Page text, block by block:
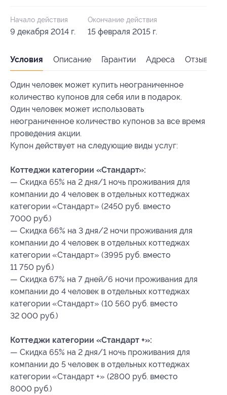
Начало действия
9 декабря 2014 г.
Окончание действия
15 февраля 2015 г.
Условия Описание Гарантии Адреса Отзывы
Один человек может купить неограниченное
количество купонов для себя или в подарок.
Один человек может использовать
неограниченное количество купонов за все время
проведения акции.
Купон действует на следующие виды услуг:
Коттеджи категории «Стандарт»:
— Скидка 65% на 2 дня/1 ночь проживания для
компании до 4 человек в отдельных коттеджах
категории «Стандарт» (2450 руб. вместо
7000 руб.)
— Скидка 66% на 3 дня/2 ночи проживания для
компании до 4 человек в отдельных коттеджах
категории «Стандарт» (3995 руб. вместо
11 750 руб.)
— Скидка 67% на 7 дней/6 ночи проживания для
компании до 4 человек в отдельных коттеджах
категории «Стандарт» (10 560 руб. вместо
32 000 руб.)
Коттеджи категории «Стандарт +»:
— Скидка 65% на 2 дня/1 ночь проживания для
компании до 5 человек в отдельных коттеджах
категории «Стандарт +» (2800 руб. вместо
8000 руб.)